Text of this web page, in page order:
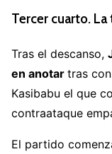
— Flexicar
2026
Tercer cuarto.
Tras el descanso,
en anotar tras
Kasibabu el que
contraataque
El partido